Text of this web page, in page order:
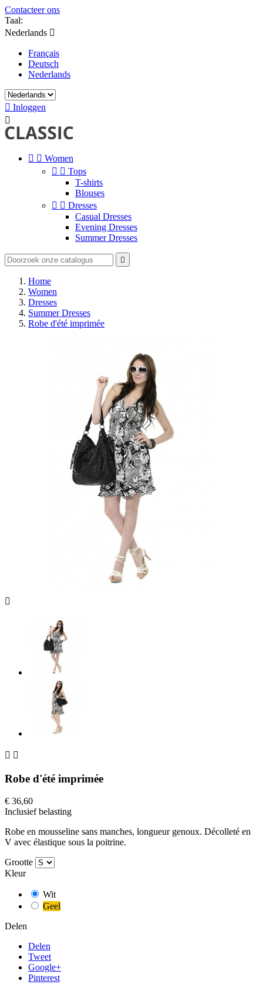
Contacteer ons
Taal:
Nederlands 
Français
Deutsch
Nederlands
 Inloggen

  Women
  Tops
T-shirts
Blouses
  Dresses
Casual Dresses
Evening Dresses
Summer Dresses

Home
Women
Dresses
Summer Dresses
Robe d'été imprimée

 
Robe d'été imprimée
€ 36,60
Inclusief belasting
Robe en mousseline sans manches, longueur genoux. Décolleté en
V avec élastique sous la poitrine.
Grootte
Kleur
Wit
Geel
Delen
Delen
Tweet
Google+
Pinterest